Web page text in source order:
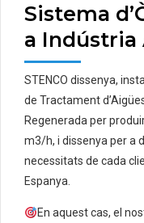
Sistema
a
STENCO dissenya,
de Tractament
Regenerada per
m3/h, i dissenya per a
necessitats de cada
Espanya.
En aquest cas, el